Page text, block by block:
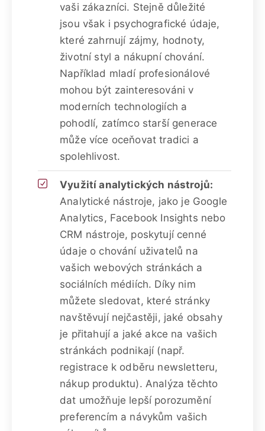
vaši zákazníci. Stejně důležité
jsou však i psychografické údaje,
které zahrnují zájmy, hodnoty,
životní styl a nákupní chování.
Například mladí profesionálové
mohou být zainteresováni v
moderních technologiích a
pohodlí, zatímco starší generace
může více oceňovat tradici a
spolehlivost.
Využití analytických nástrojů:
Analytické nástroje, jako je Google
Analytics, Facebook Insights nebo
CRM nástroje, poskytují cenné
údaje o chování uživatelů na
vašich webových stránkách a
sociálních médiích. Díky nim
můžete sledovat, které stránky
navštěvují nejčastěji, jaké obsahy
je přitahují a jaké akce na vašich
stránkách podnikají (např.
registrace k odběru newsletteru,
nákup produktu). Analýza těchto
dat umožňuje lepší porozumění
preferencím a návykům vašich